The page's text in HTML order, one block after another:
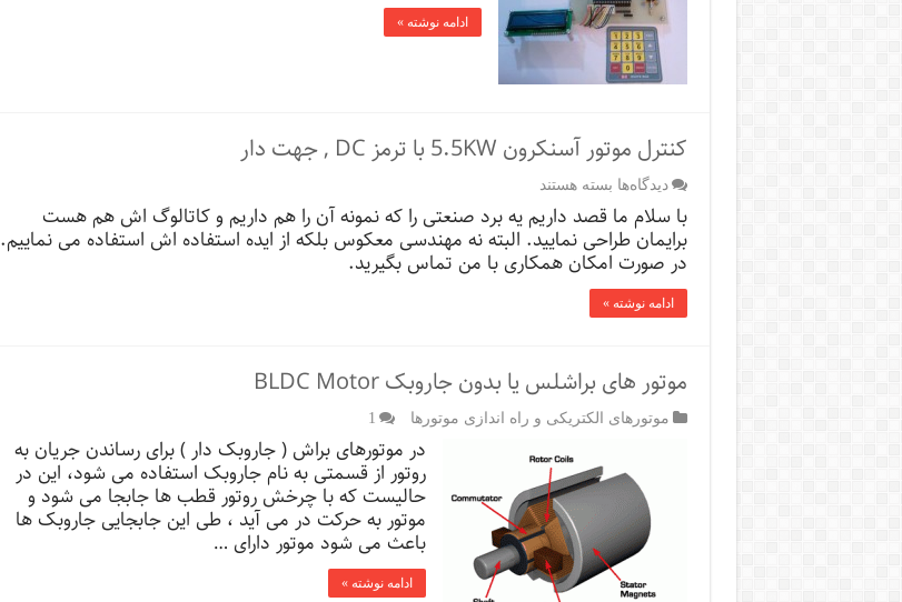
ادامه نوشته »
کنترل موتور آسنکرون 5.5KW با ترمز DC , جهت دار
دیدگاه‌ها برای
موتور
آسنکرون
5.5KW
ترمز
DC
بسته هستند
با سلام ما قصد داریم یه برد صنعتی را که نمونه آن را هم داریم و کاتالوگ اش هم هست
برایمان طراحی نمایید. البته نه مهندسی معکوس بلکه از ایده استفاده اش استفاده می نماییم.
در صورت امکان همکاری با من تماس بگیرید.
ادامه نوشته »
موتور های براشلس یا بدون جاروبک BLDC Motor
موتورهای الکتریکی و راه اندازی موتورها 1
در موتورهای براش ( جاروبک دار ) برای رساندن جریان به
روتور از قسمتی به نام جاروبک استفاده می شود، این در
حالیست که با چرخش روتور قطب ها جابجا می شود و
موتور به حرکت در می آید ، طی این جابجایی جاروبک ها
باعث می شود موتور دارای …
ادامه نوشته »